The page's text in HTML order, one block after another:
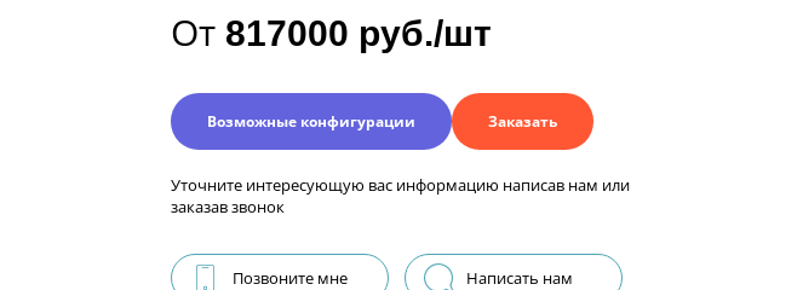
От 817000 руб./шт
Возможные конфигурации Заказать
Уточните интересующую вас информацию написав нам или
заказав звонок
Позвоните мне Написать нам